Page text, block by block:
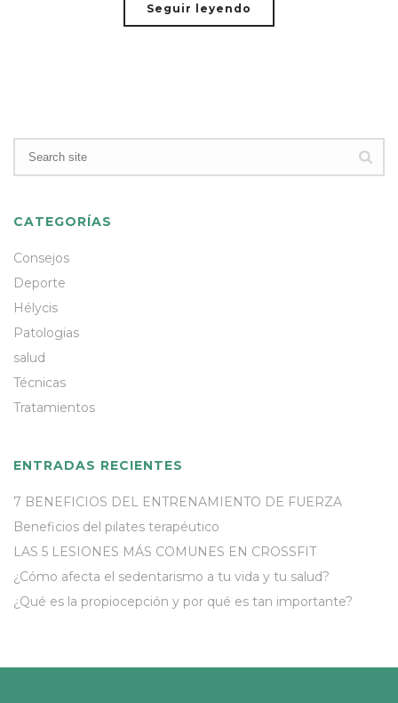
Seguir leyendo
CATEGORÍAS
Consejos
Deporte
Hélycis
Patologias
salud
Técnicas
Tratamientos
ENTRADAS RECIENTES
7 BENEFICIOS DEL ENTRENAMIENTO DE FUERZA
Beneficios del pilates terapéutico
LAS 5 LESIONES MÁS COMUNES EN CROSSFIT
¿Cómo afecta el sedentarismo a tu vida y tu salud?
¿Qué es la propiocepción y por qué es tan importante?